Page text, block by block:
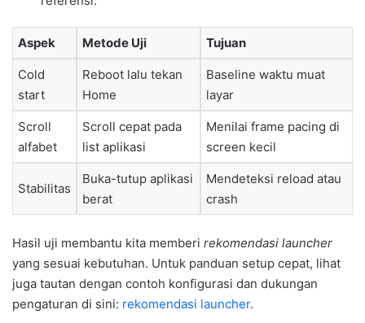
Aspek Metode Uji Tujuan
Cold
start
Reboot lalu tekan
Home
Baseline waktu muat
layar
Scroll
alfabet
Scroll cepat pada
list aplikasi
Menilai frame pacing di
screen kecil
Stabilitas
Buka-tutup aplikasi
berat
Mendeteksi reload atau
crash
Hasil uji membantu kita memberi rekomendasi launcher
yang sesuai kebutuhan. Untuk panduan setup cepat, lihat
juga tautan dengan contoh konfigurasi dan dukungan
pengaturan di sini: rekomendasi launcher.